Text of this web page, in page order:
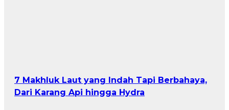
7 Makhluk Laut yang Indah Tapi Berbahaya,
Dari Karang Api hingga Hydra